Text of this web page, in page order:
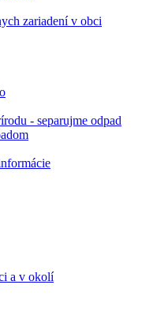
zariadení v obci
- separujme odpad
a v okolí